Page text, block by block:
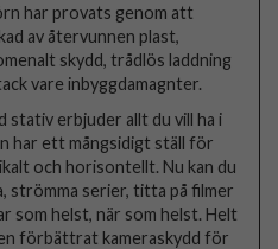
har provats genom att
av återvunnen plast,
skydd, trådlös laddning
vare inbyggdamagnter.
stativ erbjuder allt du vill ha i
har ett mångsidigt ställ för
och horisontellt. Nu kan du
strömma serier, titta på filmer
som helst, när som helst. Helt
förbättrat kameraskydd för